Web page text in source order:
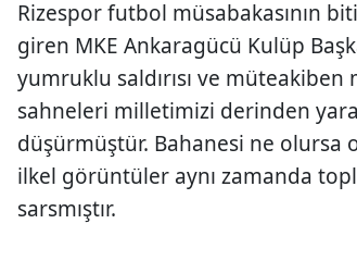
Rizespor futbol müsabakasının
giren MKE Ankaragücü Kulüp
yumruklu saldırısı ve
sahneleri milletimizi derinden
düşürmüştür. Bahanesi ne olursa
ilkel görüntüler aynı zamanda
sarsmıştır.